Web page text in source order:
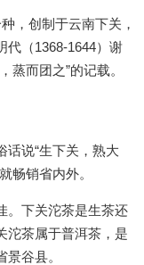
，创制于云南下关，
代（1368-1644）谢
蒸而团之”的记载。
话说“生下关，熟大
畅销省内外。
。下关沱茶是生茶还
沱茶属于普洱茶，是
谷县。